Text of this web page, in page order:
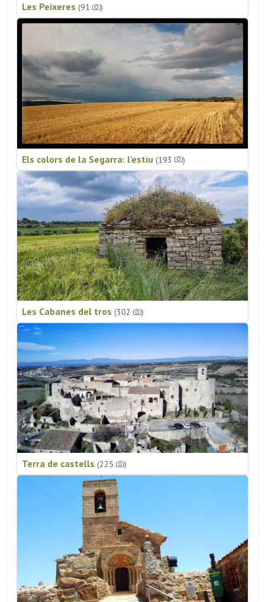
Les Peixeres (91 )
Els colors de la Segarra: l'estiu (193 )
Les Cabanes del tros (302 )
Terra de castells (225 )